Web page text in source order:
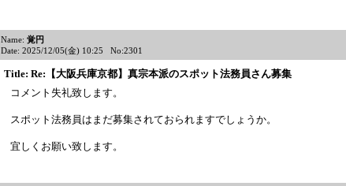
Name: 覚円
Date: 2025/12/05(金) 10:25 No:2301
Title: Re:【大阪兵庫京都】真宗本派のスポット法務員さん募集
コメント失礼致します。
スポット法務員はまだ募集されておられますでしょうか。
宜しくお願い致します。